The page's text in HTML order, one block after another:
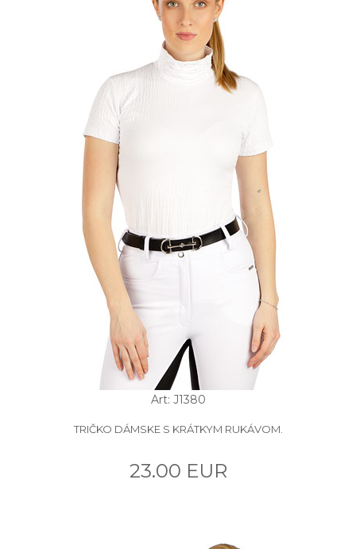
Art: J1380
TRIČKO DÁMSKE S KRÁTKYM RUKÁVOM.
23.00 EUR